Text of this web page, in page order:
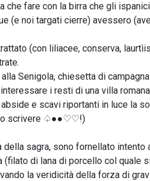
fare con la birra che gli ispanici
(e noi targati cierre) avessero
(con liliacee, conserva,
alla Senigola, chiesetta di
i resti di una villa
e scavi riportanti in luce la
scrivere ♤●●♡♡!)
sagra, sono fornellato intento
(filato di lana di porcello col quale
la veridicità della forza di